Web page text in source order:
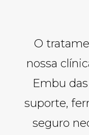
O
nossa
Embu
suporte,
seguro